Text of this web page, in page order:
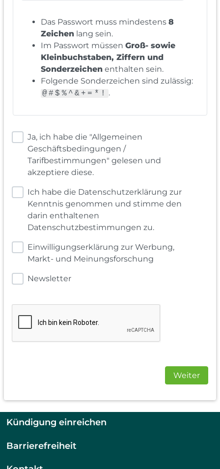
Das Passwort muss mindestens 8
Zeichen lang sein.
Im Passwort müssen Groß- sowie
Kleinbuchstaben, Ziffern und
Sonderzeichen enthalten sein.
Folgende Sonderzeichen sind zulässig:
@#$%^&+=*! .
Ja, ich habe die "Allgemeinen
Geschäftsbedingungen /
Tarifbestimmungen" gelesen und
akzeptiere diese.
Ich habe die Datenschutzerklärung zur
Kenntnis genommen und stimme den
darin enthaltenen
Datenschutzbestimmungen zu.
Einwilligungserklärung zur Werbung,
Markt- und Meinungsforschung
Newsletter
Weiter
Kündigung einreichen
Barrierefreiheit